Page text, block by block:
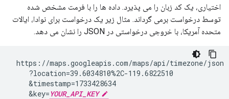
اختیاری، یک کد زبان را می پذیرد. داده ها را با فرمت مشخص شده
توسط درخواست برمی گرداند. مثال زیر یک درخواست برای نوادا، ایالات
متحده آمریکا، با خروجی درخواستی در JSON را نشان می دهد.
https://maps.googleapis.com/maps/api/timezone/json
    ?location=39.6034810%2C-119.6822510
    &timestamp=1733428634
    &key=
YOUR_API_KEY